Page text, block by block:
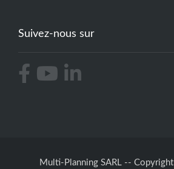
Suivez-nous sur
Multi-Planning SARL --